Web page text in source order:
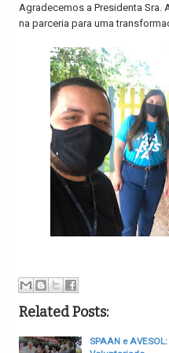
Agradecemos a Presidenta Sra.
na parceria para uma
Related Posts:
SPAAN e